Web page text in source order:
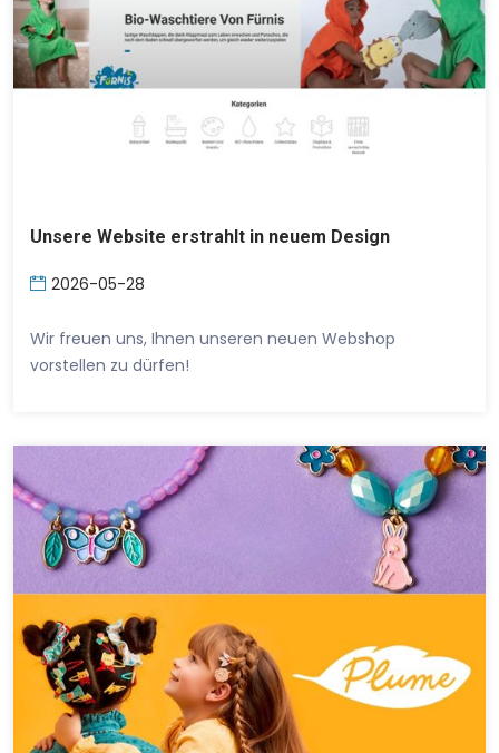
Unsere Website erstrahlt in neuem Design
2026-05-28
Wir freuen uns, Ihnen unseren neuen Webshop
vorstellen zu dürfen!